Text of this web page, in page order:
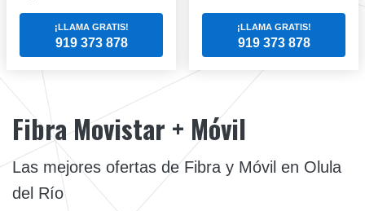
¡LLAMA GRATIS!
919 373 878
¡LLAMA GRATIS!
919 373 878
Fibra Movistar + Móvil
Las mejores ofertas de Fibra y Móvil en Olula
del Río